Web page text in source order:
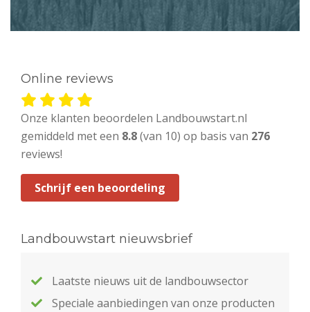
Online reviews
Onze klanten beoordelen Landbouwstart.nl
gemiddeld met een 8.8(van 10) op basis van 276
reviews!
Schrijf een beoordeling
Landbouwstart nieuwsbrief
Laatste nieuws uit de landbouwsector
Speciale aanbiedingen van onze producten